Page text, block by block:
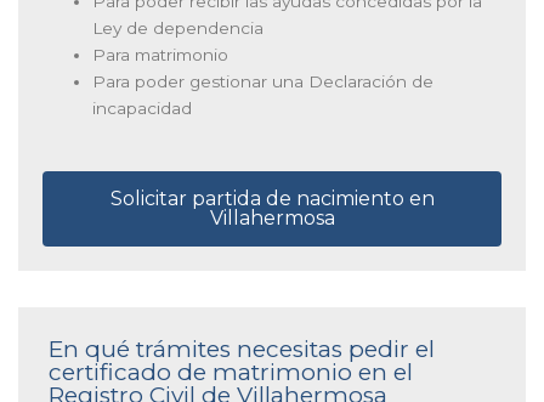
Ley de dependencia
Para matrimonio
Para poder gestionar una Declaración de
incapacidad
Solicitar partida de nacimiento en
Villahermosa
En qué trámites necesitas pedir el
certificado de matrimonio en el
Registro Civil de Villahermosa